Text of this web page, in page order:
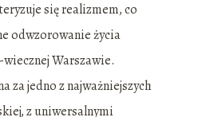
się realizmem, co
odwzorowanie życia
Warszawie.
za jedno z najważniejszych
z uniwersalnymi